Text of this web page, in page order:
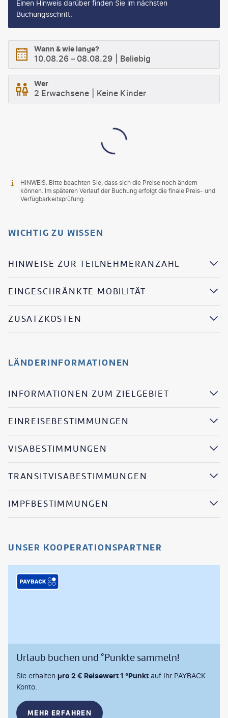
Einen Hinweis darüber finden Sie im nächsten
Buchungsschritt.
Wann & wie lange?
10.08.26 – 08.08.29 Beliebig
Wer
2 Erwachsene Keine Kinder
HINWEIS: Bitte beachten Sie, dass sich die Preise noch ändern
können. Im späteren Verlauf der Buchung erfolgt die finale Preis- und
Verfügbarkeitsprüfung.
WICHTIG ZU WISSEN
HINWEISE ZUR TEILNEHMERANZAHL
EINGESCHRÄNKTE MOBILITÄT
ZUSATZKOSTEN
LÄNDERINFORMATIONEN
INFORMATIONEN ZUM ZIELGEBIET
EINREISEBESTIMMUNGEN
VISABESTIMMUNGEN
TRANSITVISABESTIMMUNGEN
IMPFBESTIMMUNGEN
UNSER KOOPERATIONSPARTNER
Urlaub buchen und °Punkte sammeln!
Sie erhalten pro 2 € Reisewert 1 °Punkt auf Ihr PAYBACK
Konto.
MEHR ERFAHREN